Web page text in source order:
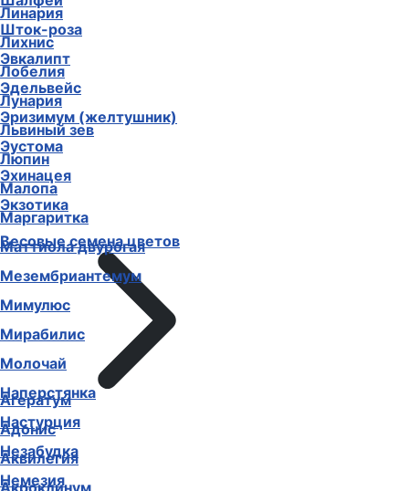
Шток-роза
Эвкалипт
Эдельвейс
Эризимум (желтушник)
Эустома
Эхинацея
Экзотика
Весовые семена цветов
Агератум
Адонис
Аквилегия
Акроклинум
Линария
Лихнис
Лобелия
Лунария
Львиный зев
Люпин
Малопа
Маргаритка
Маттиола двурогая
Мезембриантемум
Мимулюс
Мирабилис
Молочай
Наперстянка
Настурция
Незабудка
Немезия